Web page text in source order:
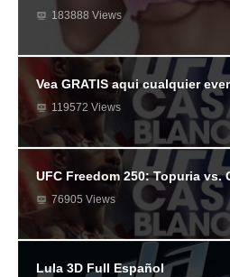
183888 Views
Vea GRATIS aqui cualquier
119572 Views
UFC Freedom 250: Topuria vs.
76905 Views
Lula 3D Full Español